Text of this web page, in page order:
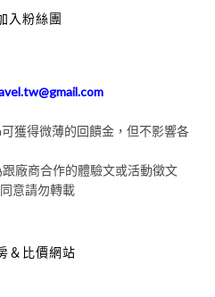
入粉絲團
獲得微薄的回饋金，但不影響各
廠商合作的體驗文或活動徵文
意請勿轉載
＆比價網站